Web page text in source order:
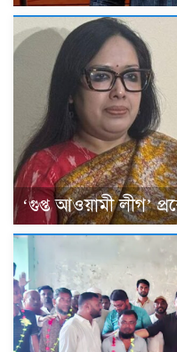
‘গুপ্ত আওয়ামী লীগ’